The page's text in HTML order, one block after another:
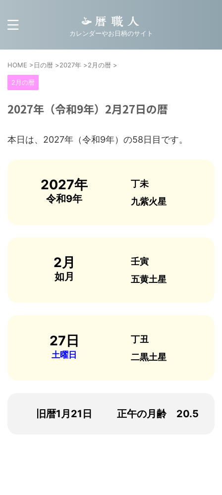
カレンダーやお日柄のサイト
HOME >日の暦 >2027年 >2月の暦 >
2月の暦
2027年（令和9年）2月27日の暦
本日は、2027年（令和9年）の58日目です。
2027年
令和9年
丁未
九紫火星
2月
如月
壬寅
五黄土星
27日
土曜日
丁丑
二黒土星
旧暦1月21日 正午の月齢 20.5